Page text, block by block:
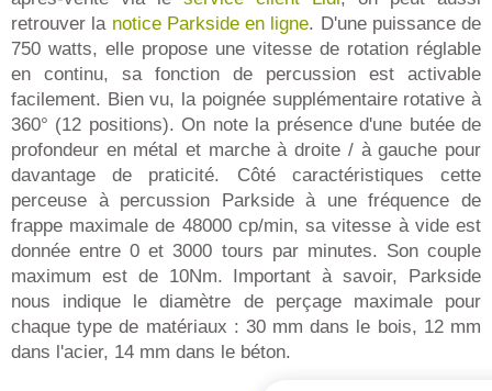
retrouver la notice Parkside en ligne. D'une puissance de
750 watts, elle propose une vitesse de rotation réglable
en continu, sa fonction de percussion est activable
facilement. Bien vu, la poignée supplémentaire rotative à
360° (12 positions). On note la présence d'une butée de
profondeur en métal et marche à droite / à gauche pour
davantage de praticité. Côté caractéristiques cette
perceuse à percussion Parkside à une fréquence de
frappe maximale de 48000 cp/min, sa vitesse à vide est
donnée entre 0 et 3000 tours par minutes. Son couple
maximum est de 10Nm. Important à savoir, Parkside
nous indique le diamètre de perçage maximale pour
chaque type de matériaux : 30 mm dans le bois, 12 mm
dans l'acier, 14 mm dans le béton.